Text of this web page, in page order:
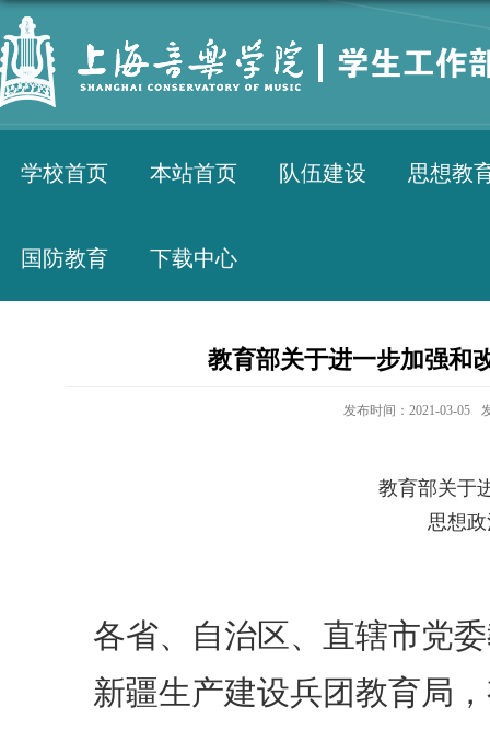
学校首页 本站首页 队伍建设 思想教
国防教育 下载中心
教育部关于进一步加强和
发布时间：2021-03-05
教育部关于
思想
各省、自治区、直辖市党
新疆生产建设兵团教育局